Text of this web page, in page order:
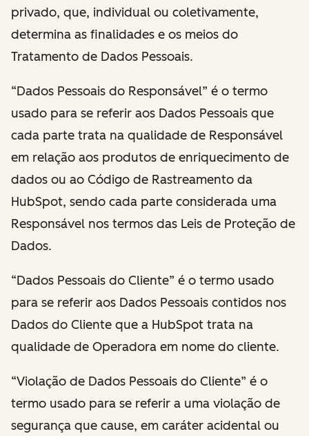
privado, que, individual ou coletivamente,
determina as finalidades e os meios do
Tratamento de Dados Pessoais.
“Dados Pessoais do Responsável” é o termo
usado para se referir aos Dados Pessoais que
cada parte trata na qualidade de Responsável
em relação aos produtos de enriquecimento de
dados ou ao Código de Rastreamento da
HubSpot, sendo cada parte considerada uma
Responsável nos termos das Leis de Proteção de
Dados.
“Dados Pessoais do Cliente” é o termo usado
para se referir aos Dados Pessoais contidos nos
Dados do Cliente que a HubSpot trata na
qualidade de Operadora em nome do cliente.
“Violação de Dados Pessoais do Cliente” é o
termo usado para se referir a uma violação de
segurança que cause, em caráter acidental ou